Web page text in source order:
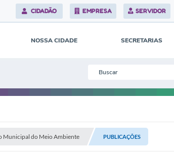
CIDADÃO EMPRESA SERVIDOR
NOSSA CIDADE SECRETARIAS
Municipal do Meio Ambiente PUBLICAÇÕES